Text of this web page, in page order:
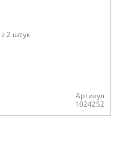
2 штук
Артикул
1024252